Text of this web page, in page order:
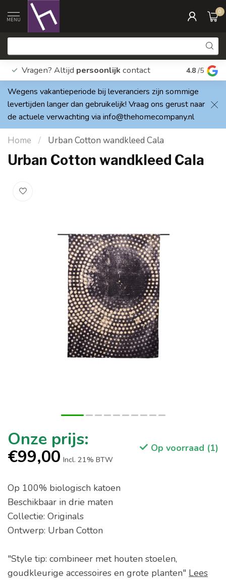
MENU
0
Vragen? Altijd persoonlijk contact Elke dag
4.8 /5
Wegens vakantieperiode bij leveranciers zijn sommige
levertijden langer dan gebruikelijk! Vraag ons gerust naar
de actuele verwachting via info@thehomecompany.nl
Home / Urban Cotton wandkleed Cala
Urban Cotton wandkleed Cala
€99,00 Incl. 21% BTW
Op voorraad (1)
Op 100% biologisch katoen
Beschikbaar in drie maten
Collectie: Originals
Ontwerp: Urban Cotton
"Style tip: combineer met houten stoelen,
goudkleurige accessoires en grote planten" Lees